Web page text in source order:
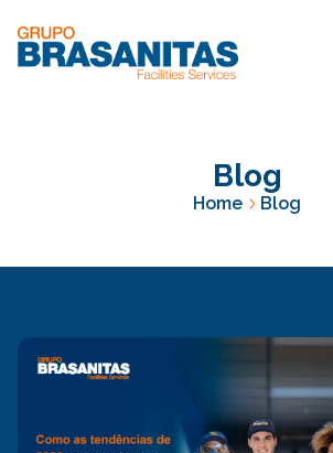
Blog
Home Blog
Destaques